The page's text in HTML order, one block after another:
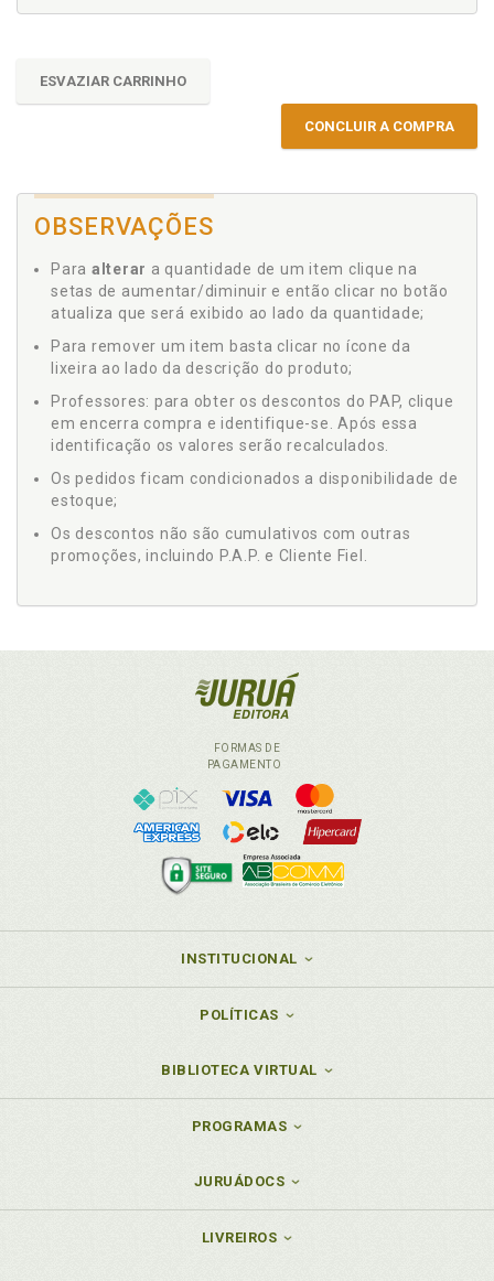
ESVAZIAR CARRINHO
CONCLUIR A COMPRA
OBSERVAÇÕES
Para alterar a quantidade de um item clique na
setas de aumentar/diminuir e então clicar no botão
atualiza que será exibido ao lado da quantidade;
Para remover um item basta clicar no ícone da
lixeira ao lado da descrição do produto;
Professores: para obter os descontos do PAP, clique
em encerra compra e identifique-se. Após essa
identificação os valores serão recalculados.
Os pedidos ficam condicionados a disponibilidade de
estoque;
Os descontos não são cumulativos com outras
promoções, incluindo P.A.P. e Cliente Fiel.
FORMAS DE
PAGAMENTO
INSTITUCIONAL
POLÍTICAS
BIBLIOTECA VIRTUAL
PROGRAMAS
JURUÁDOCS
LIVREIROS